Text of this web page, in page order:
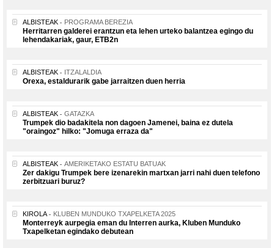
ALBISTEAK PROGRAMA BEREZIA
Herritarren galderei erantzun eta lehen urteko balantzea egingo du
lehendakariak, gaur, ETB2n
ALBISTEAK ITZALALDIA
Orexa, estaldurarik gabe jarraitzen duen herria
ALBISTEAK GATAZKA
Trumpek dio badakitela non dagoen Jamenei, baina ez dutela
"oraingoz" hilko: "Jomuga erraza da"
ALBISTEAK AMERIKETAKO ESTATU BATUAK
Zer dakigu Trumpek bere izenarekin martxan jarri nahi duen telefono
zerbitzuari buruz?
KIROLA KLUBEN MUNDUKO TXAPELKETA 2025
Monterreyk aurpegia eman du Interren aurka, Kluben Munduko
Txapelketan egindako debutean